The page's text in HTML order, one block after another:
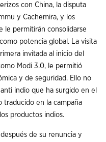
con China, la disputa
y Cachemira, y los
le permitirán consolidarse
potencia global. La visita
invitada al inicio del
Modi 3.0, le permitió
y de seguridad. Ello no
indio que ha surgido en el
traducido en la campaña
productos indios.
de su renuncia y